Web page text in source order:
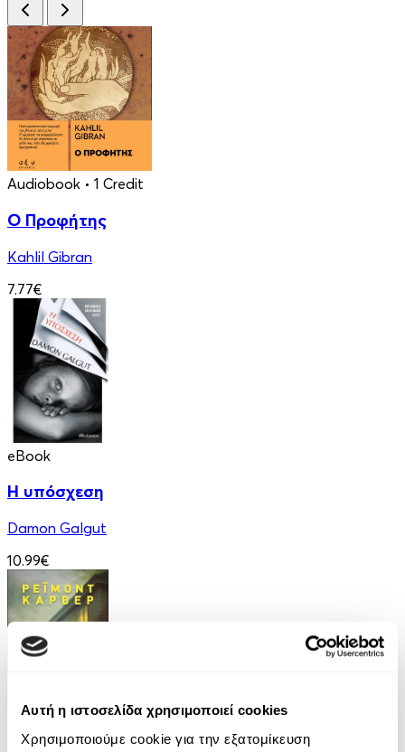
Αυτή η ιστοσελίδα χρησιμοποιεί cookies
Χρησιμοποιούμε cookie για την εξατομίκευση
Audiobook • 1 Credit
Ο Προφήτης
Kahlil Gibran
7.77€
eBook
Η υπόσχεση
Damon Galgut
10.99€